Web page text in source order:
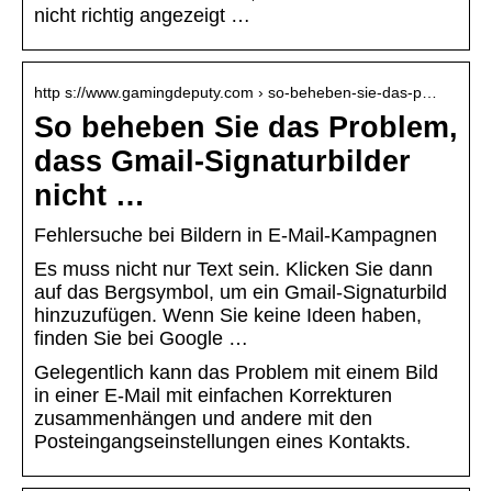
nicht richtig angezeigt …
http s://www.gamingdeputy.com › so-beheben-sie-das-p…
So beheben Sie das Problem,
dass Gmail-Signaturbilder
nicht …
Fehlersuche bei Bildern in E-Mail-Kampagnen
Es muss nicht nur Text sein. Klicken Sie dann
auf das Bergsymbol, um ein Gmail-Signaturbild
hinzuzufügen. Wenn Sie keine Ideen haben,
finden Sie bei Google …
Gelegentlich kann das Problem mit einem Bild
in einer E-Mail mit einfachen Korrekturen
zusammenhängen und andere mit den
Posteingangseinstellungen eines Kontakts.